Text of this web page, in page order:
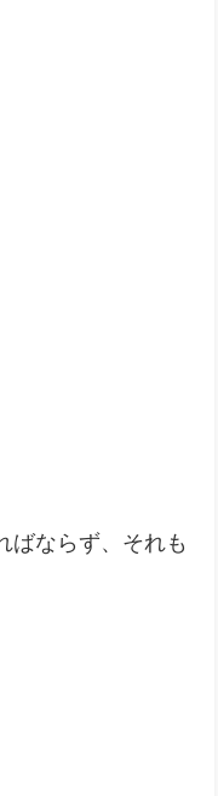
ばならず、それも